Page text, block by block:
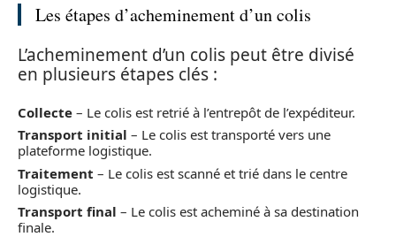
Les étapes d’acheminement d’un colis
L’acheminement d’un colis peut être divisé
en plusieurs étapes clés :
Collecte – Le colis est retrié à l’entrepôt de l’expéditeur.
Transport initial – Le colis est transporté vers une
plateforme logistique.
Traitement – Le colis est scanné et trié dans le centre
logistique.
Transport final – Le colis est acheminé à sa destination
finale.